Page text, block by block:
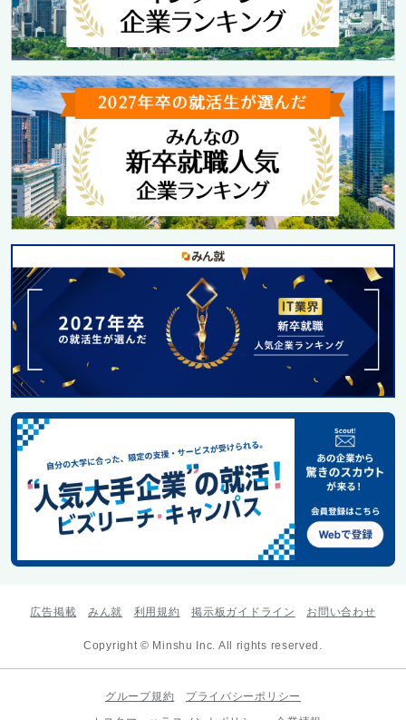
広告掲載 みん就 利用規約 掲示板ガイドライン お問い合わせ
Copyright © Minshu Inc. All rights reserved.
グループ規約
プライバシーポリシー